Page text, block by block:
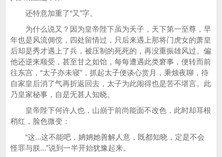
还特意加重了“又”字。
为什么说又？因为皇帝陛下虽为天子，天下第一至尊，早
年也是风流倜傥，四处留情过，只后来遇上那将门虎女的萧皇
后却是秀才遇上了兵，被压制的死死的，再没重振雄风过。偏
他还逆来顺受，甚至甘之如饴，每每遭遇此类窘事，便转而前
往东宫，“太子亦未寝”，抓起太子便谈心赏月，秉烛夜聊，待
自家皇后消了气再折返回去，太子为此闹得也是苦不堪言。此
乃皇家秘事，自是无甚人知晓。
皇帝陛下何许人也，山崩于前尚能面不改色，此时却耳根
稍红，脸色微变：
“这...这不能吧，姌姌她善解人意，既都知晓，定是不会
怪罪与朕...”说到一半开始犹豫起来。